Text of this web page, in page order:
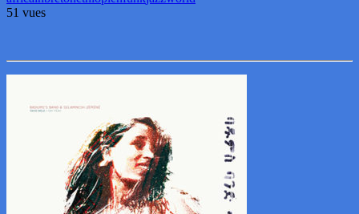
51 vues